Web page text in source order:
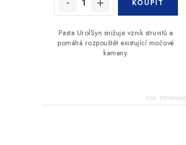
Pasta UrolSyn snižuje vznik struvitů a
pomáhá rozpouštět existující močové
kameny.
Kód: 1291666642